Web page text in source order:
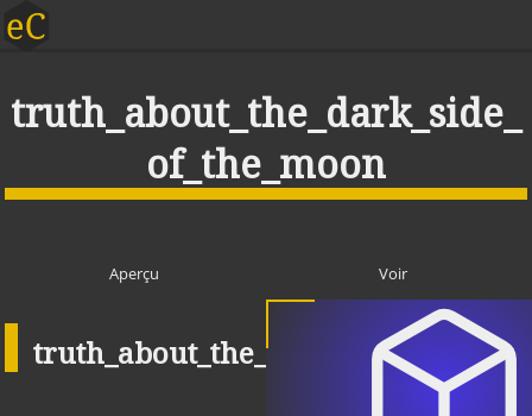
truth_about_the_dark_side_
of_the_moon
Aperçu Voir